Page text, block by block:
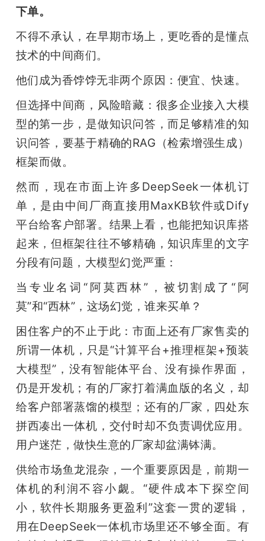
下单。
不得不承认，在早期市场上，更吃香的是懂点
技术的中间商们。
他们成为香饽饽无非两个原因：便宜、快速。
但选择中间商，风险暗藏：很多企业接入大模
型的第一步，是做知识问答，而足够精准的知
识问答，要基于精确的RAG（检索增强生成）
框架而做。
然而，现在市面上许多DeepSeek一体机订
单，是由中间厂商直接用MaxKB软件或Dify
平台给客户部署。结果上看，也能把知识库搭
起来，但框架往往不够精确，知识库里的文字
分段有问题，大模型幻觉严重：
当专业名词“阿莫西林”，被切割成了“阿
莫”和“西林”，这场幻觉，谁来买单？
困住客户的不止于此：市面上还有厂家售卖的
所谓一体机，只是“计算平台+推理框架+预装
大模型”，没有智能体平台、没有操作界面，
仍是开发机；有的厂家打着满血版的名义，却
给客户部署蒸馏的模型；还有的厂家，四处东
拼西凑出一体机，交付时却不负责调优应用。
用户迷茫，做快生意的厂家却盆满钵满。
供给市场鱼龙混杂，一个重要原因是，前期一
体机的利润不容小觑。“硬件成本下探空间
小，软件长期服务更盈利”这套一贯的逻辑，
用在DeepSeek一体机市场里还不够全面。有